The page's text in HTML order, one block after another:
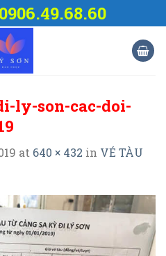
0906.49.68.60
ly-son-cac-doi-
at 640 × 432 in VÉ TÀU